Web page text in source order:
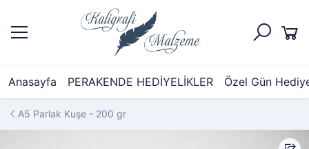
Anasayfa PERAKENDE HEDİYELİKLER Özel Gün
A5 Parlak Kuşe - 200 gr